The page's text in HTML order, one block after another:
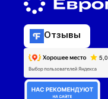
Отзывы